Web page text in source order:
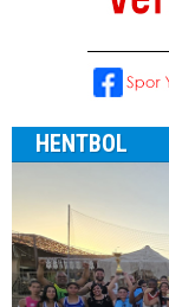
HENTBOL